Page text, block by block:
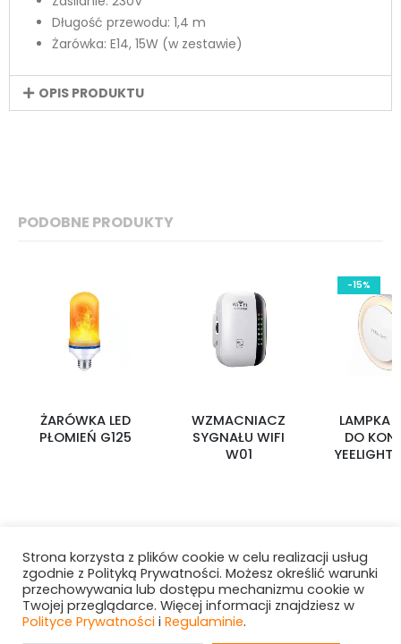
Długość przewodu: 1,4 m
Żarówka: E14, 15W (w zestawie)
OPIS PRODUKTU
PODOBNE PRODUKTY
ŻARÓWKA LED
PŁOMIEŃ G125
WZMACNIACZ
SYGNAŁU WIFI
W01
-15%
LAMPKA
DO
YEELIGHT
Strona korzysta z plików cookie w celu realizacji usług
zgodnie z Polityką Prywatności. Możesz określić warunki
przechowywania lub dostępu mechanizmu cookie w
Twojej przeglądarce. Więcej informacji znajdziesz w
Polityce Prywatności i Regulaminie.